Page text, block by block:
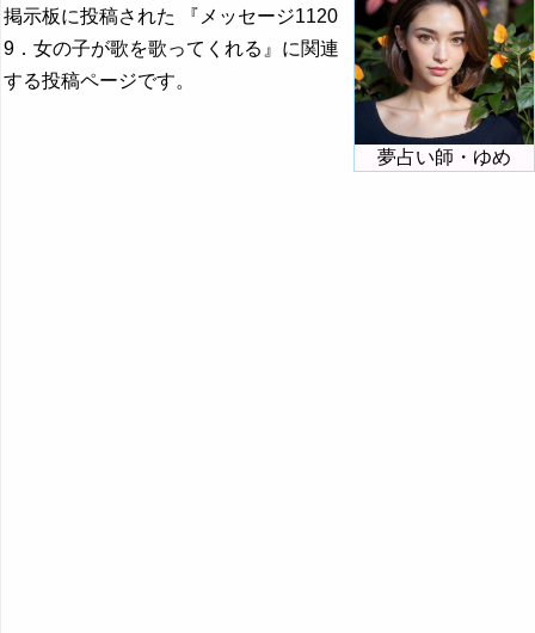
夢占い師・ゆめ
掲示板に投稿された 『メッセージ1120
9．女の子が歌を歌ってくれる』に関連
する投稿ページです。